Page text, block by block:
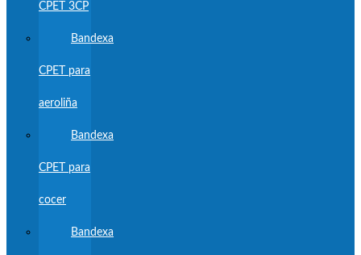
CPET 3CP
Bandexa
CPET para
aeroliña
Bandexa
CPET para
cocer
Bandexa